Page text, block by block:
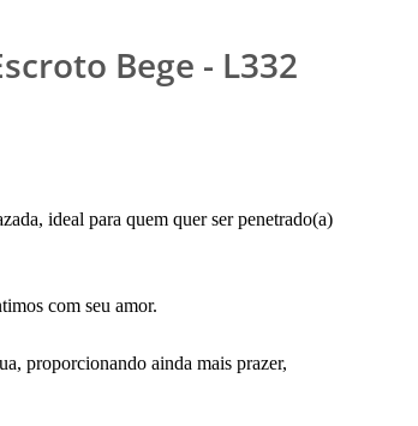
Bege - L332
ideal para quem quer ser penetrado(a)
com seu amor.
proporcionando ainda mais prazer,